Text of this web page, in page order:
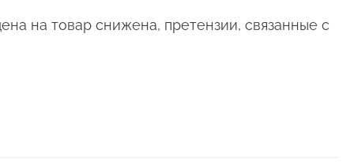
на товар снижена, претензии, связанные с